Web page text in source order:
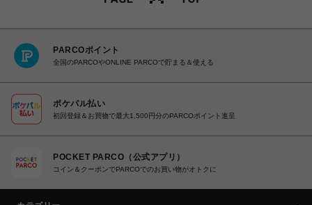
PARCOポイント
全国のPARCOやONLINE PARCOで貯まる＆使える
ポケパル払い
初回登録＆お買物で最大1,500円分のPARCOポイント進呈
POCKET PARCO（公式アプリ）
コイン＆クーポンでPARCOでのお買い物がオトクに